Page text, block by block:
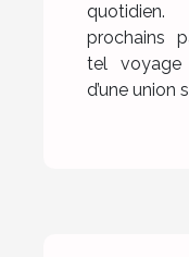
prochains
tel
d’une union